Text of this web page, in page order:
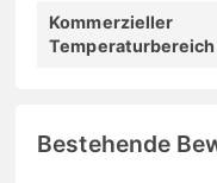
Kommerzieller
Temperaturbereich
Bestehende